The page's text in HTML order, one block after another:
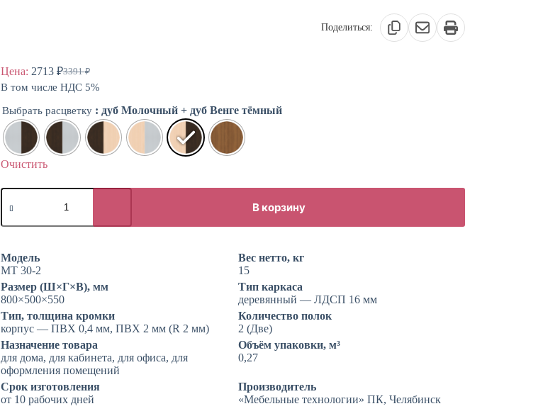
Поделиться:
Цена: 3391₽
Первоначальная
цена
3391 ₽.
2713 ₽Текущая
цена:
В том числе НДС 5%
Выбрать расцветку : дуб Молочный + дуб Венге тёмный
Очистить
Количество
товара
стол
В корзину
Модель
МТ 30-2
Вес нетто, кг
15
Размер (Ш×Г×В), мм
800×500×550
Тип каркаса
деревянный — ЛДСП 16 мм
Тип, толщина кромки
корпус — ПВХ 0,4 мм, ПВХ 2 мм (R 2 мм)
Количество полок
2 (Две)
Назначение товара
для дома, для кабинета, для офиса, для
оформления помещений
Объём упаковки, м³
0,27
Срок изготовления
от 10 рабочих дней
Производитель
«Мебельные технологии» ПК, Челябинск